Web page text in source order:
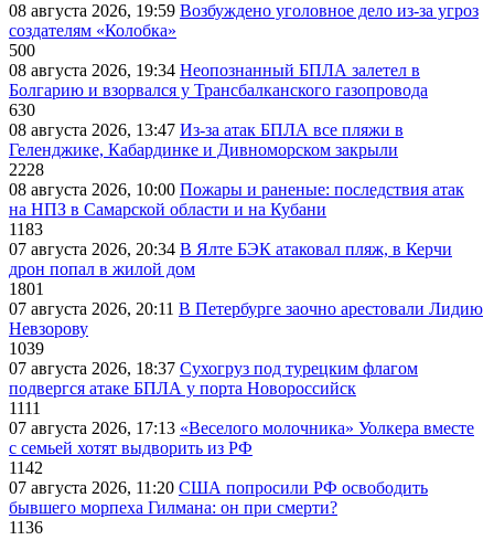
08 августа 2026, 19:59 Возбуждено уголовное дело из-за угроз
создателям «Колобка»
500
08 августа 2026, 19:34 Неопознанный БПЛА залетел в
Болгарию и взорвался у Трансбалканского газопровода
630
08 августа 2026, 13:47 Из-за атак БПЛА все пляжи в
Геленджике, Кабардинке и Дивноморском закрыли
2228
08 августа 2026, 10:00 Пожары и раненые: последствия атак
на НПЗ в Самарской области и на Кубани
1183
07 августа 2026, 20:34 В Ялте БЭК атаковал пляж, в Керчи
дрон попал в жилой дом
1801
07 августа 2026, 20:11 В Петербурге заочно арестовали Лидию
Невзорову
1039
07 августа 2026, 18:37 Сухогруз под турецким флагом
подвергся атаке БПЛА у порта Новороссийск
1111
07 августа 2026, 17:13 «Веселого молочника» Уолкера вместе
с семьей хотят выдворить из РФ
1142
07 августа 2026, 11:20 США попросили РФ освободить
бывшего морпеха Гилмана: он при смерти?
1136